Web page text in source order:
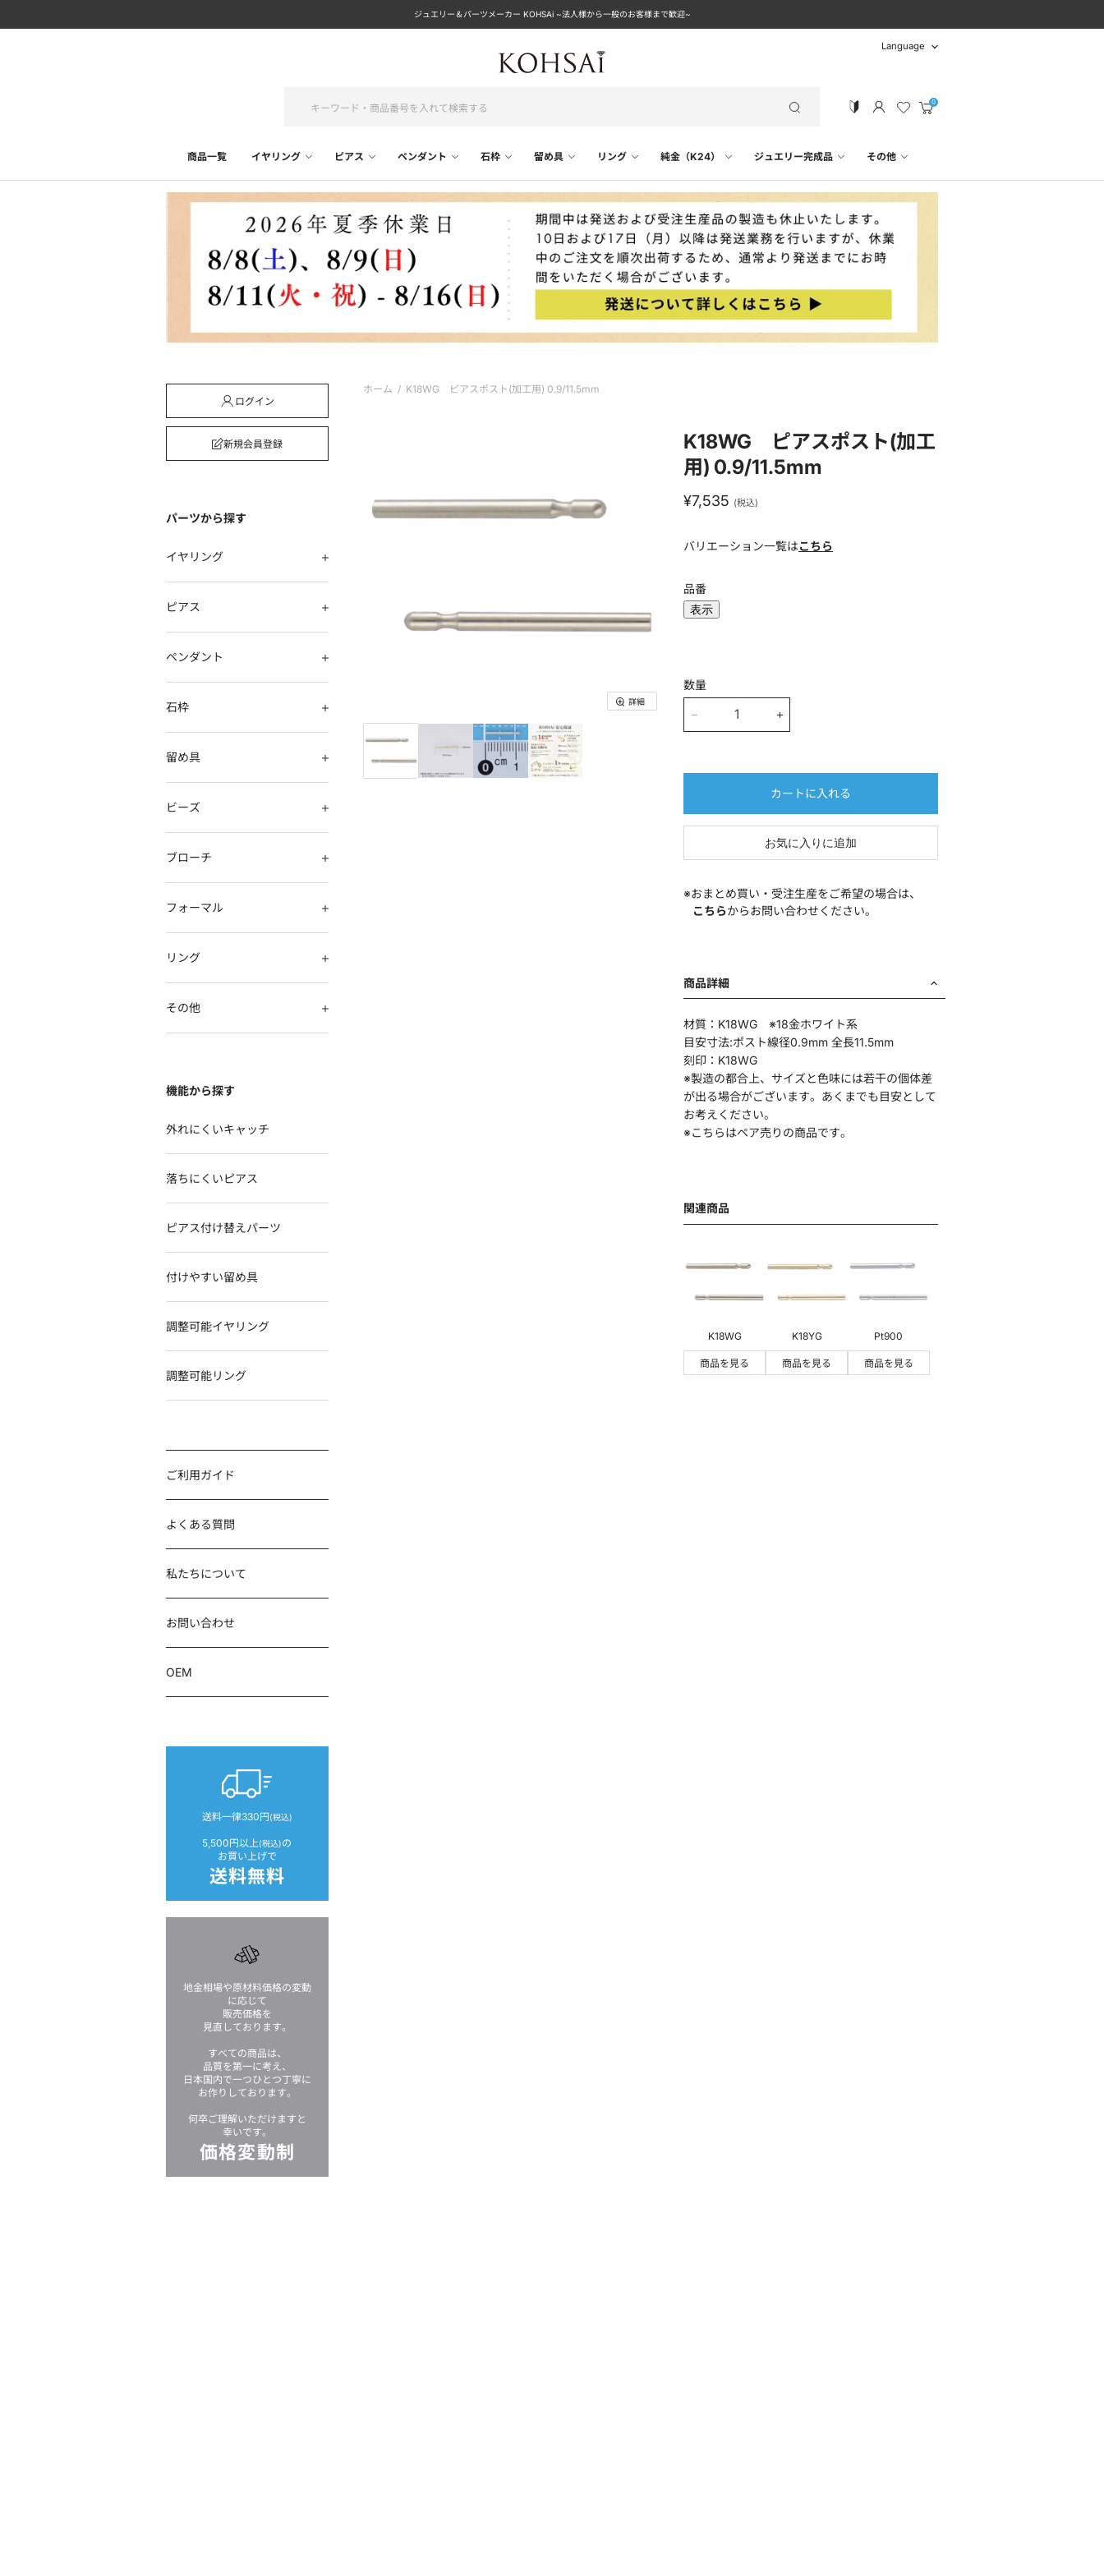
ジュエリー＆パーツメーカー KOHSAi ~法人様から一般のお客様まで歓迎~
言
Language
商品一覧 イヤリング ピアス ペンダント 石枠 留め具 リング 純金（K24） ジュエリー完成品 その他
氏名(フルネーム)
メールアドレス 電話番号(ハイフンなし) *
会社名
お問い合わせ内容
添付ファイル
ファイルを選択するか、ここにドラッグ&ドロップしてください。
プライバシーポリシーについて
下記プライバシーポリシーに同意の上、送信をお願いいたします。
ログイン
新規会員登録
パーツから探す
イヤリング
ピアス
ペンダント
石枠
留め具
ビーズ
ブローチ
フォーマル
リング
その他
機能から探す
外れにくいキャッチ
落ちにくいピアス
ピアス付け替えパーツ
付けやすい留め具
調整可能イヤリング
調整可能リング
ご利用ガイド
よくある質問
私たちについて
お問い合わせ
OEM
送料一律330円(税込)
5,500円以上(税込)の
お買い上げで
送料無料
地金相場や原材料価格の変動
に応じて
販売価格を
見直しております。
すべての商品は、
品質を第一に考え、
日本国内で一つひとつ丁寧に
お作りしております。
何卒ご理解いただけますと
幸いです。
価格変動制
ホーム / K18WG ピアスポスト(加工用) 0.9/11.5mm
詳細
K18WG ピアスポスト(加工
用) 0.9/11.5mm
現在の価格
¥7,535 (税込)
バリエーション一覧はこちら
品番
表示
数量
カートに入れる
お気に入りに追加
※おまとめ買い・受注生産をご希望の場合は、
こちらからお問い合わせください。
商品詳細
材質：K18WG ※18金ホワイト系
目安寸法:ポスト線径0.9mm 全長11.5mm
刻印：K18WG
※製造の都合上、サイズと色味には若干の個体差
が出る場合がございます。あくまでも目安として
お考えください。
※こちらはペア売りの商品です。
関連商品
K18WG
商品を見る
K18YG
商品を見る
Pt900
商品を見る